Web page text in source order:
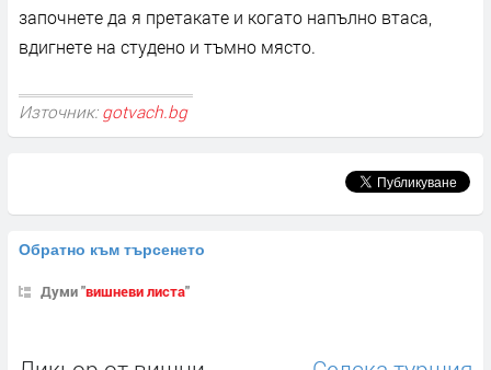
започнете да я претакате и когато напълно втаса,
вдигнете на студено и тъмно място.
Източник: gotvach.bg
Обратно към търсенето
Думи "вишневи листа"